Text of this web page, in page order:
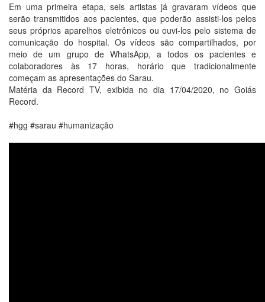
Em uma primeira etapa, seis artistas já gravaram vídeos que
serão transmitidos aos pacientes, que poderão assisti-los pelos
seus próprios aparelhos eletrônicos ou ouvi-los pelo sistema de
comunicação do hospital. Os vídeos são compartilhados, por
meio de um grupo de WhatsApp, a todos os pacientes e
colaboradores às 17 horas, horário que tradicionalmente
começam as apresentações do Sarau.
Matéria da Record TV, exibida no dia 17/04/2020, no Goiás
Record.
#hgg #sarau #humanização